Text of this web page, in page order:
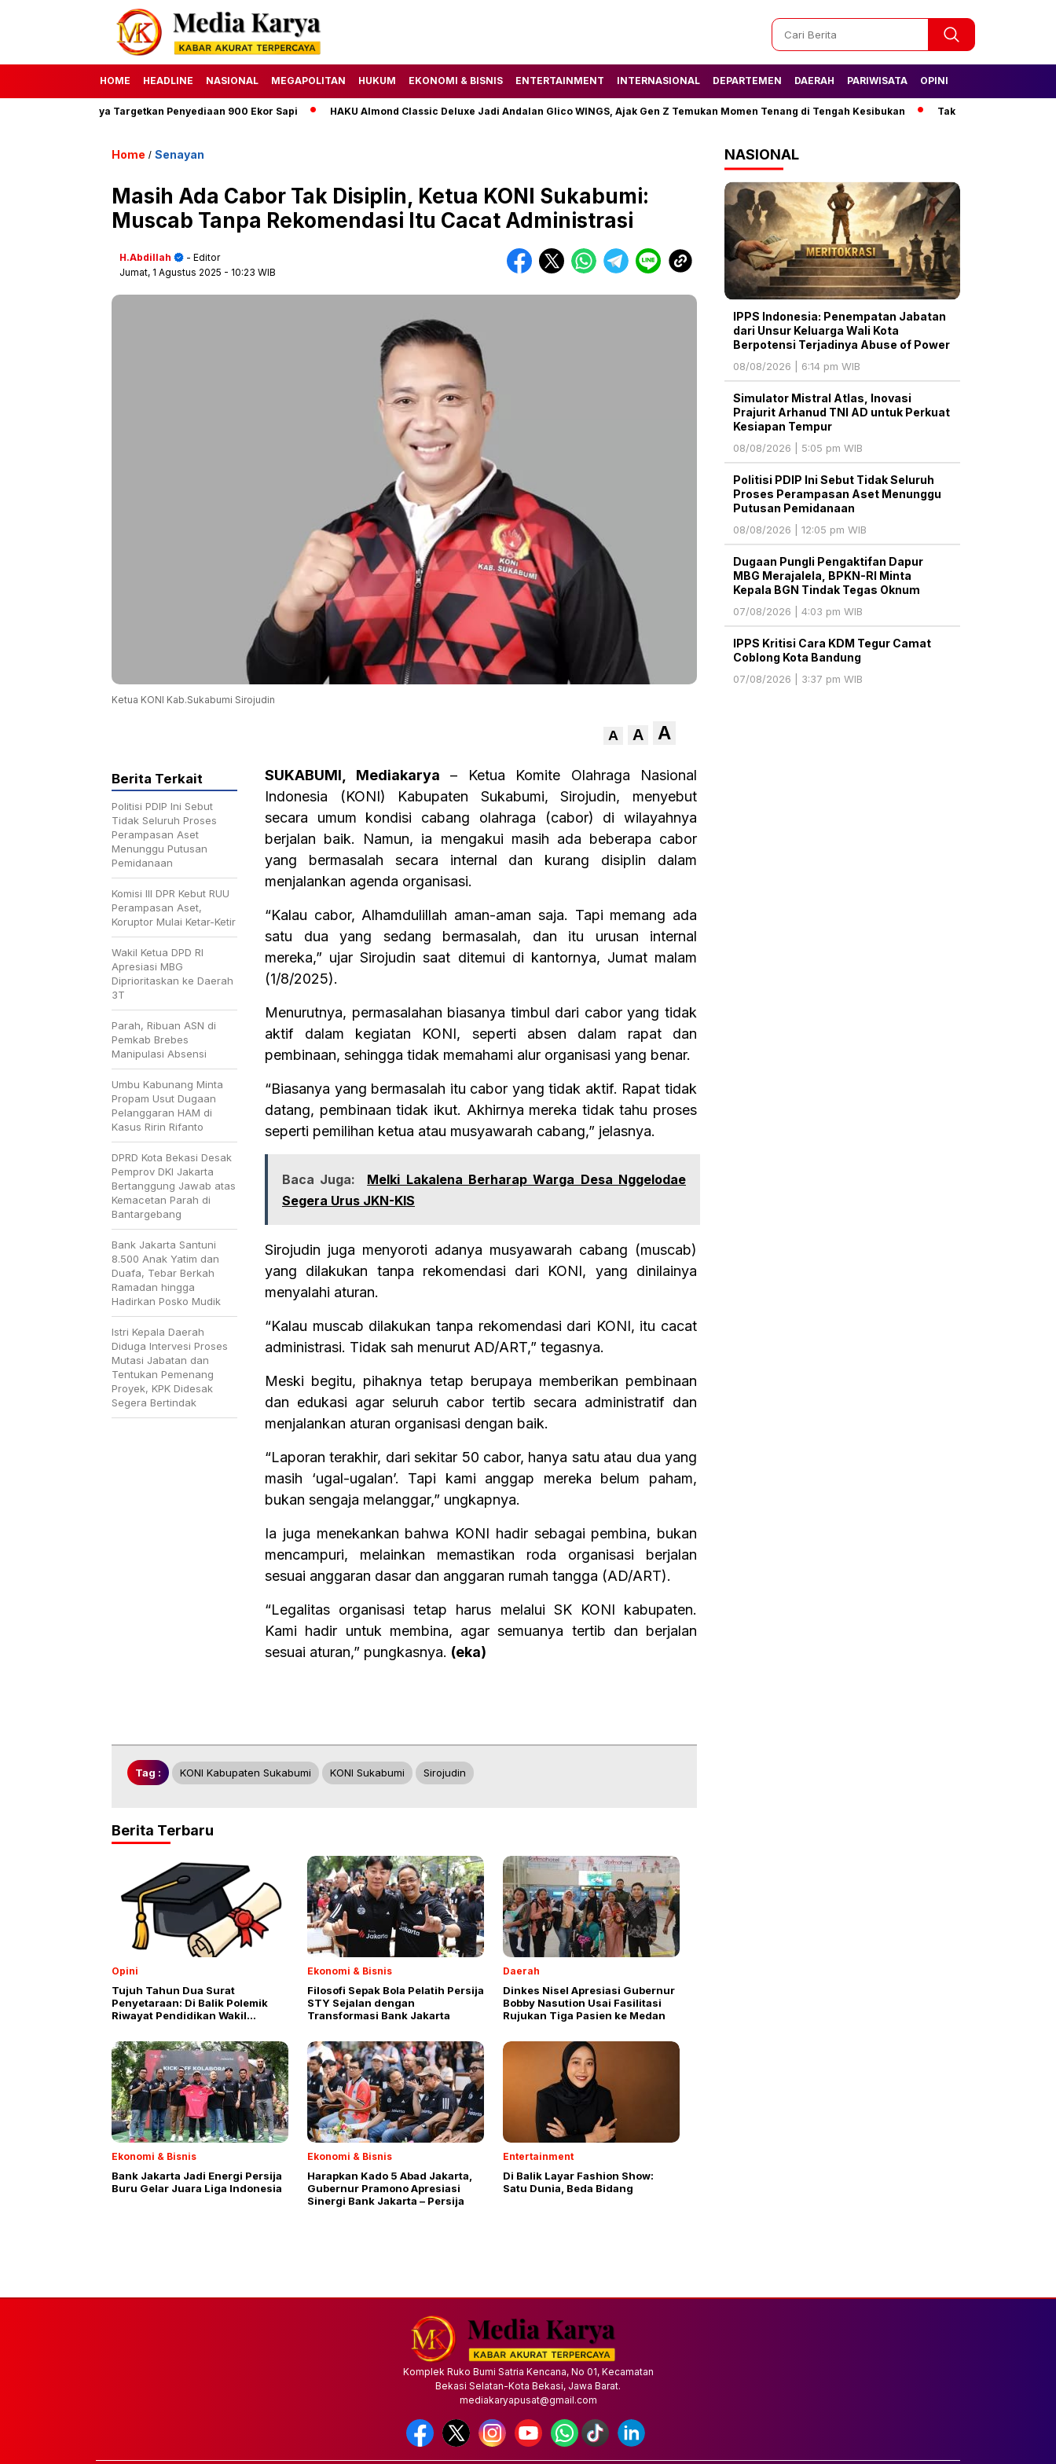
HOME HEADLINE NASIONAL MEGAPOLITAN HUKUM EKONOMI & BISNIS ENTERTAINMENT INTERNASIONAL DEPARTEMEN DAERAH PARIWISATA OPINI
Dharma Jaya Targetkan Penyediaan 900 Ekor Sapi HAKU Almond Classic Deluxe Jadi Andalan Glico WINGS, Ajak Gen Z Temukan Momen Tenang di Tengah Kesibukan Tak Lagi Kesulitan Air,
Home / Senayan
Masih Ada Cabor Tak Disiplin, Ketua KONI Sukabumi:
Muscab Tanpa Rekomendasi Itu Cacat Administrasi
H.Abdillah
- Editor
Jumat, 1 Agustus 2025 - 10:23 WIB
Ketua KONI Kab.Sukabumi Sirojudin
A A A
SUKABUMI, Mediakarya – Ketua Komite Olahraga Nasional
Indonesia (KONI) Kabupaten Sukabumi, Sirojudin, menyebut
secara umum kondisi cabang olahraga (cabor) di wilayahnya
berjalan baik. Namun, ia mengakui masih ada beberapa cabor
yang bermasalah secara internal dan kurang disiplin dalam
menjalankan agenda organisasi.
“Kalau cabor, Alhamdulillah aman-aman saja. Tapi memang ada
satu dua yang sedang bermasalah, dan itu urusan internal
mereka,” ujar Sirojudin saat ditemui di kantornya, Jumat malam
(1/8/2025).
Menurutnya, permasalahan biasanya timbul dari cabor yang tidak
aktif dalam kegiatan KONI, seperti absen dalam rapat dan
pembinaan, sehingga tidak memahami alur organisasi yang benar.
“Biasanya yang bermasalah itu cabor yang tidak aktif. Rapat tidak
datang, pembinaan tidak ikut. Akhirnya mereka tidak tahu proses
seperti pemilihan ketua atau musyawarah cabang,” jelasnya.
Baca Juga:
Melki Lakalena Berharap Warga Desa Nggelodae
Segera Urus JKN-KIS
Sirojudin juga menyoroti adanya musyawarah cabang (muscab)
yang dilakukan tanpa rekomendasi dari KONI, yang dinilainya
menyalahi aturan.
“Kalau muscab dilakukan tanpa rekomendasi dari KONI, itu cacat
administrasi. Tidak sah menurut AD/ART,” tegasnya.
Meski begitu, pihaknya tetap berupaya memberikan pembinaan
dan edukasi agar seluruh cabor tertib secara administratif dan
menjalankan aturan organisasi dengan baik.
“Laporan terakhir, dari sekitar 50 cabor, hanya satu atau dua yang
masih ‘ugal-ugalan’. Tapi kami anggap mereka belum paham,
bukan sengaja melanggar,” ungkapnya.
Ia juga menekankan bahwa KONI hadir sebagai pembina, bukan
mencampuri, melainkan memastikan roda organisasi berjalan
sesuai anggaran dasar dan anggaran rumah tangga (AD/ART).
“Legalitas organisasi tetap harus melalui SK KONI kabupaten.
Kami hadir untuk membina, agar semuanya tertib dan berjalan
sesuai aturan,” pungkasnya. (eka)
Berita Terkait
Politisi PDIP Ini Sebut
Tidak Seluruh Proses
Perampasan Aset
Menunggu Putusan
Pemidanaan
Komisi III DPR Kebut RUU
Perampasan Aset,
Koruptor Mulai Ketar-Ketir
Wakil Ketua DPD RI
Apresiasi MBG
Diprioritaskan ke Daerah
3T
Parah, Ribuan ASN di
Pemkab Brebes
Manipulasi Absensi
Umbu Kabunang Minta
Propam Usut Dugaan
Pelanggaran HAM di
Kasus Ririn Rifanto
DPRD Kota Bekasi Desak
Pemprov DKI Jakarta
Bertanggung Jawab atas
Kemacetan Parah di
Bantargebang
Bank Jakarta Santuni
8.500 Anak Yatim dan
Duafa, Tebar Berkah
Ramadan hingga
Hadirkan Posko Mudik
Istri Kepala Daerah
Diduga Intervesi Proses
Mutasi Jabatan dan
Tentukan Pemenang
Proyek, KPK Didesak
Segera Bertindak
Tag : KONI Kabupaten Sukabumi KONI Sukabumi Sirojudin
Berita Terbaru
Opini
Tujuh Tahun Dua Surat
Penyetaraan: Di Balik Polemik
Riwayat Pendidikan Wakil
Ekonomi & Bisnis
Filosofi Sepak Bola Pelatih Persija
STY Sejalan dengan
Transformasi Bank Jakarta
Daerah
Dinkes Nisel Apresiasi Gubernur
Bobby Nasution Usai Fasilitasi
Rujukan Tiga Pasien ke Medan
Ekonomi & Bisnis
Bank Jakarta Jadi Energi Persija
Buru Gelar Juara Liga Indonesia
Ekonomi & Bisnis
Harapkan Kado 5 Abad Jakarta,
Gubernur Pramono Apresiasi
Sinergi Bank Jakarta – Persija
Entertainment
Di Balik Layar Fashion Show:
Satu Dunia, Beda Bidang
NASIONAL
IPPS Indonesia: Penempatan Jabatan
dari Unsur Keluarga Wali Kota
Berpotensi Terjadinya Abuse of Power
08/08/2026 | 6:14 pm WIB
Simulator Mistral Atlas, Inovasi
Prajurit Arhanud TNI AD untuk Perkuat
Kesiapan Tempur
08/08/2026 | 5:05 pm WIB
Politisi PDIP Ini Sebut Tidak Seluruh
Proses Perampasan Aset Menunggu
Putusan Pemidanaan
08/08/2026 | 12:05 pm WIB
Dugaan Pungli Pengaktifan Dapur
MBG Merajalela, BPKN-RI Minta
Kepala BGN Tindak Tegas Oknum
07/08/2026 | 4:03 pm WIB
IPPS Kritisi Cara KDM Tegur Camat
Coblong Kota Bandung
07/08/2026 | 3:37 pm WIB
Komplek Ruko Bumi Satria Kencana, No 01, Kecamatan
Bekasi Selatan-Kota Bekasi, Jawa Barat.
mediakaryapusat@gmail.com